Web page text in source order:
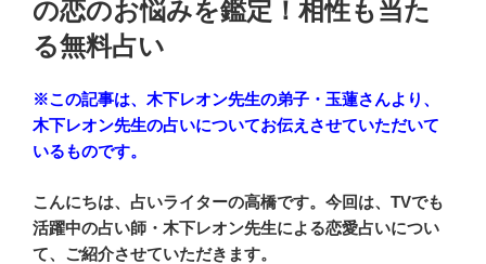
の恋のお悩みを鑑定！相性も当た
る無料占い
※この記事は、木下レオン先生の弟子・玉蓮さんより、
木下レオン先生の占いについてお伝えさせていただいて
いるものです。
こんにちは、占いライターの高橋です。今回は、TVでも
活躍中の占い師・木下レオン先生による恋愛占いについ
て、ご紹介させていただきます。